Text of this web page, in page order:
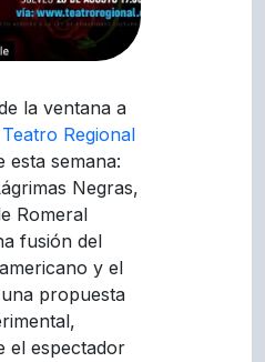
la ventana a
Teatro Regional
esta semana:
Negras,
Romeral
fusión del
y el
propuesta
el espectador